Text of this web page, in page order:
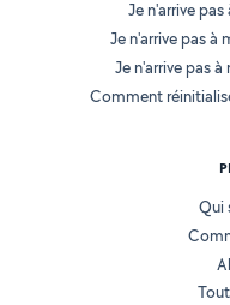
Je n'arrive
Je n'arrive pas
Je n'arrive pas
Comment
Qui